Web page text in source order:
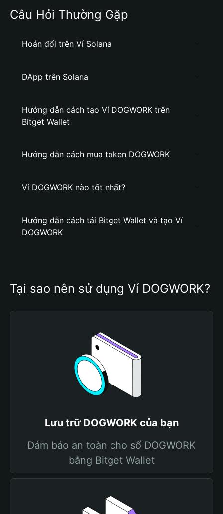
Câu Hỏi Thường Gặp
Hoán đổi trên Ví Solana
DApp trên Solana
Hướng dẫn cách tạo Ví DOGWORK trên
Bitget Wallet
Hướng dẫn cách mua token DOGWORK
Ví DOGWORK nào tốt nhất?
Hướng dẫn cách tải Bitget Wallet và tạo Ví
DOGWORK
Tại sao nên sử dụng Ví DOGWORK?
Lưu trữ DOGWORK của bạn
Đảm bảo an toàn cho số DOGWORK
bằng Bitget Wallet